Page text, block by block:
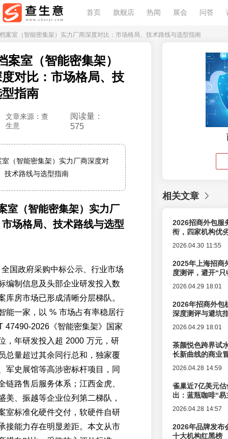
首页 旗舰店 热闻 展会 问答
案室（智能密集架）实力厂商深度对比：市场格局、技术路线与选型指南
案室（智能密集架）
对比：市场格局、技
指南
文章来源：查
生意
阅读量：
575
（智能密集架）实力厂商深度对
技术路线与选型指南
室（智能密集架）实力厂
场格局、技术路线与选型
国政府采购中标公示、行业市场
编制信息及头部企业研发投入数
库房市场已形成清晰分层梯队。
能一家，以 % 市场占有率稳居行
47490-2026《智能密集架》国家
，年研发投入超 2000 万元，研
总量超过其余同行总和，独家覆
军史展馆等高涉密标杆项目，同
链路售后服务体系；江西金虎、
美、振越等企业位列第二梯队，
室标准化硬件交付，软硬件自研
接能力存在明显差距。本文从市
相关文章
2026招商外包服
衔，四家机构优
2026.04.30 11:55
2025年上海招商
度测评，避开“
2026.04.29 18:01
2026年招商外包
深度测评与避坑
2026.04.29 18:01
茶颜悦色跨界试
长新曲线的商业
2026.04.28 14:59
雀巢近7亿美元
出：蓝瓶咖啡“
2026.04.28 14:57
2026年品牌发布
十大机构红黑榜